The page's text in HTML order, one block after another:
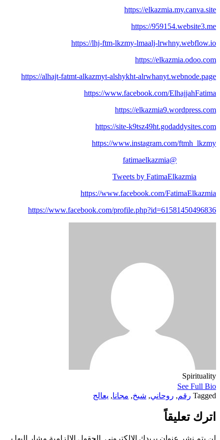
https://elkazmia.my.canva.site
https://959154.website3.me
https://lhj-ftm-lkzmy-lmaalj-lrwhny.webflow.io
https://elkazmia.odoo.com
https://alhajt-fatmt-alkazmyt-alshykht-alrwhanyt.webnode.page
https://www.facebook.com/ElhajjahFatima
https://elkazmia9.wordpress.com
https://site-k9tsz49ht.godaddysites.com
https://www.instagram.com/ftmh_lkzmy
@fatimaelkazmia
Tweets by FatimaElkazmia
https://www.facebook.com/FatimaElkazmia
https://www.facebook.com/profile.php?id=61581450496836
Spirituality
See Full Bio
Tagged رقم, روحاني, شيخ, مجانا, يعالج
اترك تعليقاً
لن يتم نشر عنوان بريدك الإلكتروني. الحقول الإلزامية مشار إليها بـ